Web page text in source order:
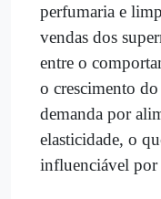
perfumaria e
vendas dos
entre o
o crescimento
demanda por
elasticidade, o
influenciável por